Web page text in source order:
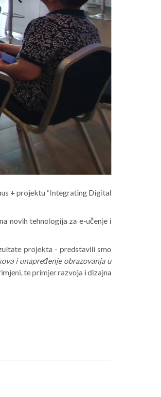
+ projektu “Integrating Digital
novih tehnologija za e-učenje i
projekta - predstavili smo
i unapređenje obrazovanja u
te primjer razvoja i dizajna